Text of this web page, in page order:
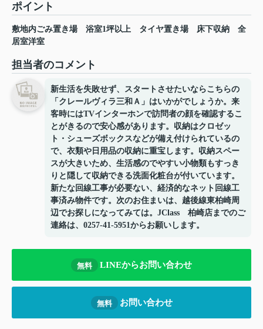
ポイント
敷地内ごみ置き場 浴室1坪以上 タイヤ置き場 床下収納
全
居室洋室
担当者のコメント
新生活を失敗せず、スタートさせたいならこちらの
「クレールヴィラ三和Ａ」はいかがでしょうか。来
客時にはTVインターホンで訪問者の顔を確認するこ
とがきるので安心感があります。収納はクロゼッ
ト・シューズボックスなどが備え付けられているの
で、衣類や日用品の収納に重宝します。収納スペー
スが大きいため、生活感のでやすい小物類もすっき
りと隠して収納できる洗面化粧台が付いています。
新たな回線工事が必要ない、経済的なネット回線工
事済み物件です。次のお住まいは、越後線東柏崎周
辺でお探しになってみては。JClass 柏崎店までのご
連絡は、0257-41-5951からお願いします。
無料 LINEからお問い合わせ
無料 お問い合わせ